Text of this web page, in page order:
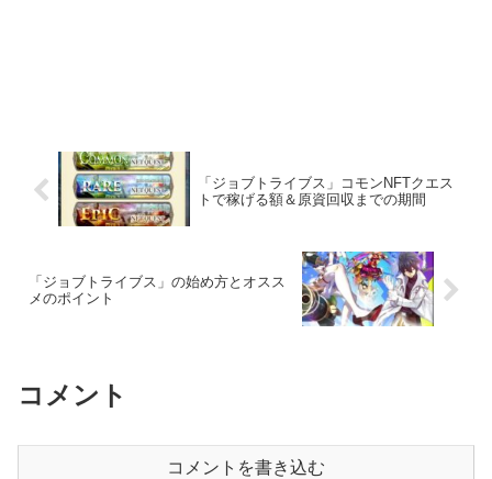
「ジョブトライブス」コモンNFTクエス
トで稼げる額＆原資回収までの期間
「ジョブトライブス」の始め方とオスス
メのポイント
コメント
コメントを書き込む